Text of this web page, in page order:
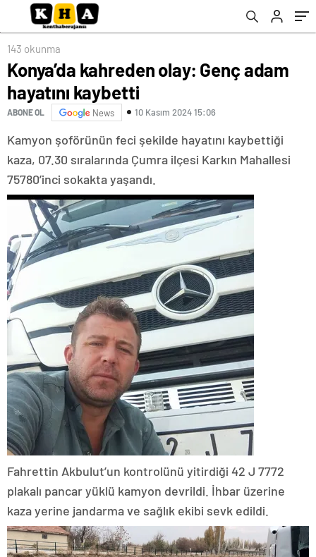
143 okunma
Konya’da kahreden olay: Genç adam
hayatını kaybetti
ABONE OL News 10 Kasım 2024 15:06
Kamyon şoförünün feci şekilde hayatını kaybettiği
kaza, 07.30 sıralarında Çumra ilçesi Karkın Mahallesi
75780’inci sokakta yaşandı.
Fahrettin Akbulut’un kontrolünü yitirdiği 42 J 7772
plakalı pancar yüklü kamyon devrildi. İhbar üzerine
kaza yerine jandarma ve sağlık ekibi sevk edildi.